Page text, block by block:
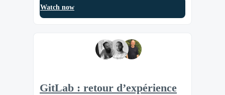
Watch now
GitLab : retour d’expérience